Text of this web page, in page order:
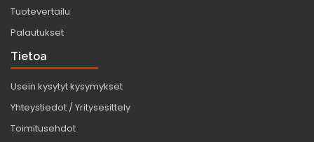
Tuotevertailu
Palautukset
Tietoa
Usein kysytyt kysymykset
Yhteystiedot / Yritysesittely
Toimitusehdot